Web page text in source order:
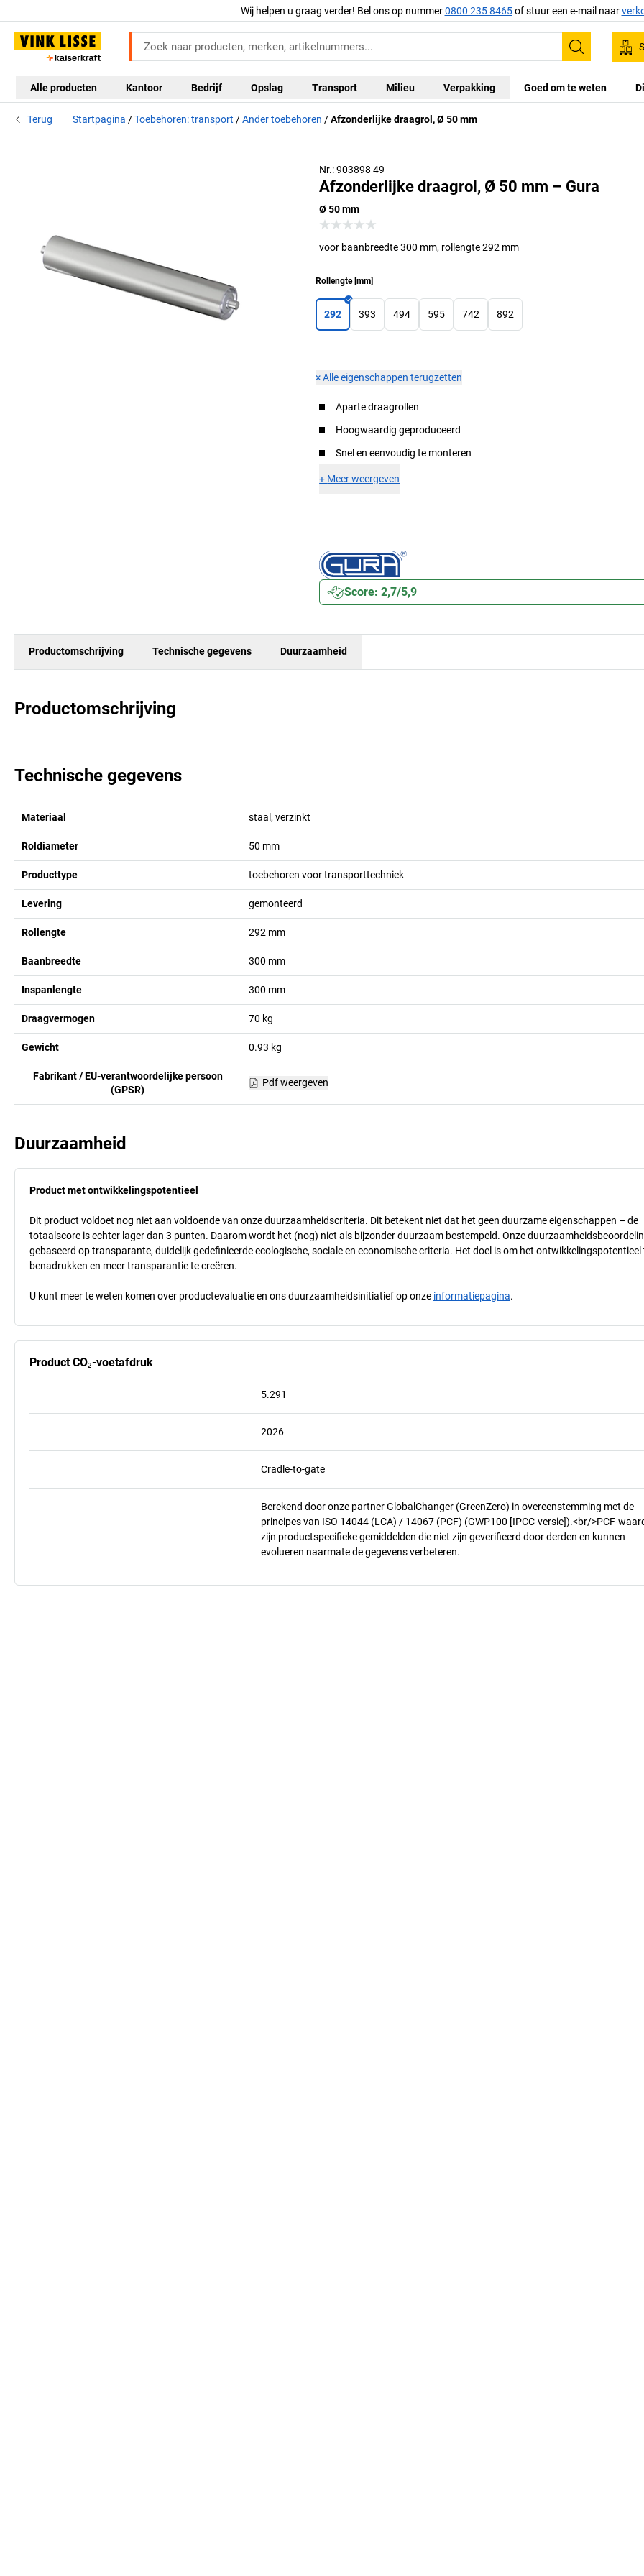
Wij helpen u graag verder! Bel ons op nummer0800 235 8465of stuur een e-mail naar
Zoeken
Alle producten Kantoor Bedrijf Opslag Transport Milieu Verpakking Goed om te weten
Terug Startpagina Toebehoren: transport Ander toebehoren Afzonderlijke draagrol, Ø 50 mm
Nr.: 903898 49
Afzonderlijke draagrol, Ø 50 mm – Gura
Ø 50 mm
voor baanbreedte 300 mm, rollengte 292 mm
Rollengte[mm]
292 393 494 595 742 892
×Alle eigenschappen terugzetten
Aparte draagrollen
Hoogwaardig geproduceerd
Snel en eenvoudig te monteren
+ Meer weergeven
Score: 2,7/5,9
Productomschrijving Technische gegevens Duurzaamheid
Productomschrijving
Technische gegevens
Materiaal staal, verzinkt
Roldiameter 50 mm
Producttype toebehoren voor transporttechniek
Levering gemonteerd
Rollengte 292 mm
Baanbreedte 300 mm
Inspanlengte 300 mm
Draagvermogen 70 kg
Gewicht 0.93 kg
Fabrikant / EU-verantwoordelijke persoon
(GPSR)
Pdf weergeven
Duurzaamheid
Product met ontwikkelingspotentieel
Dit product voldoet nog niet aan voldoende van onze duurzaamheidscriteria. Dit betekent niet dat het geen duurzame eigenschappen – de
totaalscore is echter lager dan 3 punten. Daarom wordt het (nog) niet als bijzonder duurzaam bestempeld. Onze
gebaseerd op transparante, duidelijk gedefinieerde ecologische, sociale en economische criteria. Het doel is om het ontwikkelingspotentieel
benadrukken en meer transparantie te creëren.
U kunt meer te weten komen over productevaluatie en ons duurzaamheidsinitiatief op onze informatiepagina.
Product CO₂-voetafdruk
5.291
2026
Cradle-to-gate
Berekend door onze partner GlobalChanger (GreenZero) in overeenstemming met de
principes van ISO 14044 (LCA) / 14067 (PCF) (GWP100 [IPCC-versie]).<br/>PCF-
zijn productspecifieke gemiddelden die niet zijn geverifieerd door derden en kunnen
evolueren naarmate de gegevens verbeteren.